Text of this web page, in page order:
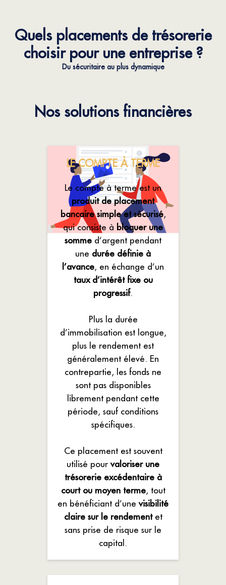
Quels placements de trésorerie
choisir pour une entreprise ?
Du sécuritaire au plus dynamique
Nos solutions financières
LE COMPTE À TERME
Le compte à terme est un
produit de placement
bancaire simple et sécurisé,
qui consiste à bloquer une
somme d’argent pendant
une durée définie à
l’avance, en échange d’un
taux d’intérêt fixe ou
progressif.
Plus la durée
d’immobilisation est longue,
plus le rendement est
généralement élevé. En
contrepartie, les fonds ne
sont pas disponibles
librement pendant cette
période, sauf conditions
spécifiques.
Ce placement est souvent
utilisé pourvaloriser une
trésorerie excédentaire à
court ou moyen terme, tout
en bénéficiant d’unevisibilité
claire sur le rendementet
sans prise de risque sur le
capital.